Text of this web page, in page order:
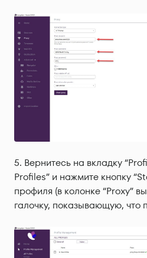
Вернитесь на вкладку
Profiles” и нажмите кнопку
профиля (в колонке “Proxy”
галочку, показывающую, что